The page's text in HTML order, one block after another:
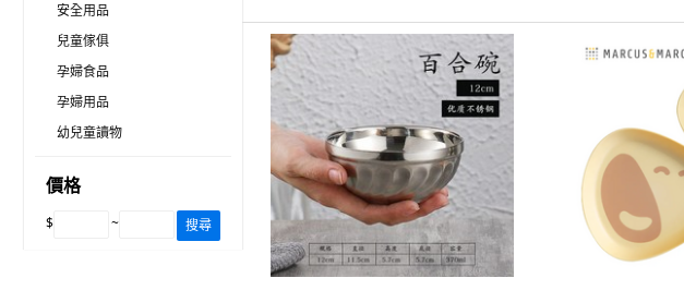
安全用品
兒童傢俱
孕婦食品
孕婦用品
幼兒童讀物
價格
$ ~ 搜尋